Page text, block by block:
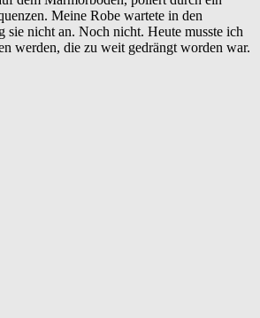
Meine Robe wartete in den
sie nicht an. Noch nicht. Heute musste ich
werden, die zu weit gedrängt worden war.